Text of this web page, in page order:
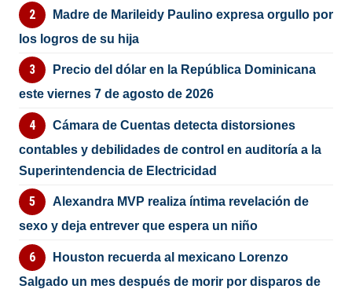
Madre de Marileidy Paulino expresa orgullo por
los logros de su hija
Precio del dólar en la República Dominicana
este viernes 7 de agosto de 2026
Cámara de Cuentas detecta distorsiones
contables y debilidades de control en auditoría a la
Superintendencia de Electricidad
Alexandra MVP realiza íntima revelación de
sexo y deja entrever que espera un niño
Houston recuerda al mexicano Lorenzo
Salgado un mes después de morir por disparos de